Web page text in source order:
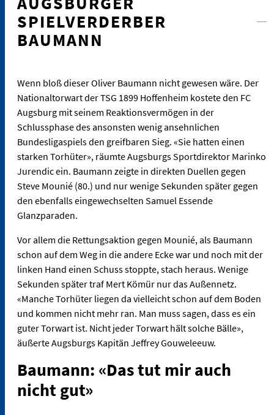
SPIELVERDERBER
BAUMANN
Wenn bloß dieser Oliver Baumann nicht gewesen wäre. Der
Nationaltorwart der TSG 1899 Hoffenheim kostete den FC
Augsburg mit seinem Reaktionsvermögen in der
Schlussphase des ansonsten wenig ansehnlichen
Bundesligaspiels den greifbaren Sieg. «Sie hatten einen
starken Torhüter», räumte Augsburgs Sportdirektor Marinko
Jurendic ein. Baumann zeigte in direkten Duellen gegen
Steve Mounié (80.) und nur wenige Sekunden später gegen
den ebenfalls eingewechselten Samuel Essende
Glanzparaden.
Vor allem die Rettungsaktion gegen Mounié, als Baumann
schon auf dem Weg in die andere Ecke war und noch mit der
linken Hand einen Schuss stoppte, stach heraus. Wenige
Sekunden später traf Mert Kömür nur das Außennetz.
«Manche Torhüter liegen da vielleicht schon auf dem Boden
und kommen nicht mehr ran. Man muss sagen, dass es ein
guter Torwart ist. Nicht jeder Torwart hält solche Bälle»,
äußerte Augsburgs Kapitän Jeffrey Gouweleeuw.
Baumann: «Das tut mir auch
nicht gut»